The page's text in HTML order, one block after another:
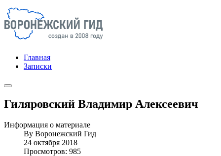
Главная
Записки
Гиляровский Владимир Алексеевич
Информация о материале
By Воронежский Гид
24 октября 2018
Просмотров: 985